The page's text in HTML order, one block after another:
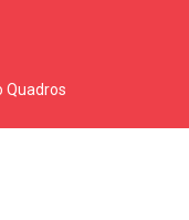
Quadros